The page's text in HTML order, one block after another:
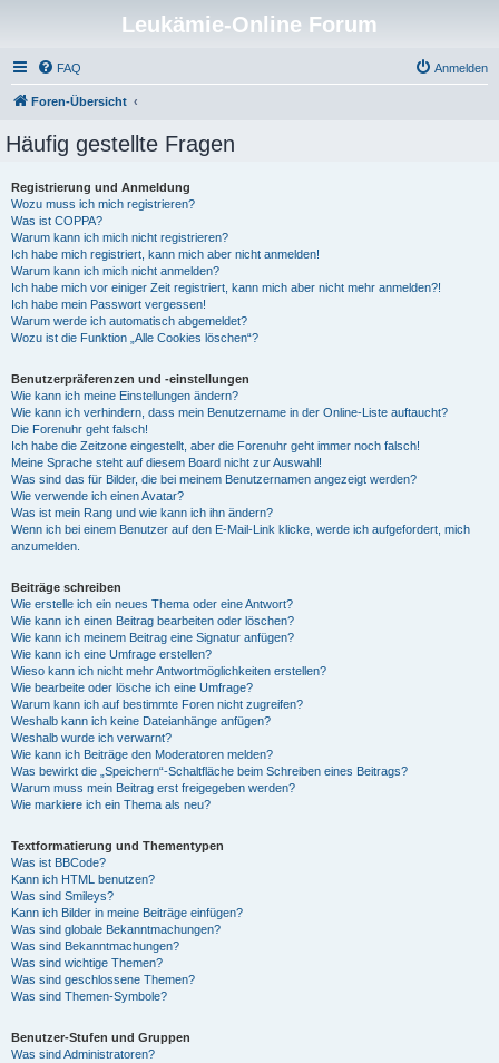
Leukämie-Online Forum
FAQ Anmelden
Foren-Übersicht
Häufig gestellte Fragen
Registrierung und Anmeldung
Wozu muss ich mich registrieren?
Was ist COPPA?
Warum kann ich mich nicht registrieren?
Ich habe mich registriert, kann mich aber nicht anmelden!
Warum kann ich mich nicht anmelden?
Ich habe mich vor einiger Zeit registriert, kann mich aber nicht mehr anmelden?!
Ich habe mein Passwort vergessen!
Warum werde ich automatisch abgemeldet?
Wozu ist die Funktion „Alle Cookies löschen“?
Benutzerpräferenzen und -einstellungen
Wie kann ich meine Einstellungen ändern?
Wie kann ich verhindern, dass mein Benutzername in der Online-Liste auftaucht?
Die Forenuhr geht falsch!
Ich habe die Zeitzone eingestellt, aber die Forenuhr geht immer noch falsch!
Meine Sprache steht auf diesem Board nicht zur Auswahl!
Was sind das für Bilder, die bei meinem Benutzernamen angezeigt werden?
Wie verwende ich einen Avatar?
Was ist mein Rang und wie kann ich ihn ändern?
Wenn ich bei einem Benutzer auf den E-Mail-Link klicke, werde ich aufgefordert, mich
anzumelden.
Beiträge schreiben
Wie erstelle ich ein neues Thema oder eine Antwort?
Wie kann ich einen Beitrag bearbeiten oder löschen?
Wie kann ich meinem Beitrag eine Signatur anfügen?
Wie kann ich eine Umfrage erstellen?
Wieso kann ich nicht mehr Antwortmöglichkeiten erstellen?
Wie bearbeite oder lösche ich eine Umfrage?
Warum kann ich auf bestimmte Foren nicht zugreifen?
Weshalb kann ich keine Dateianhänge anfügen?
Weshalb wurde ich verwarnt?
Wie kann ich Beiträge den Moderatoren melden?
Was bewirkt die „Speichern“-Schaltfläche beim Schreiben eines Beitrags?
Warum muss mein Beitrag erst freigegeben werden?
Wie markiere ich ein Thema als neu?
Textformatierung und Thementypen
Was ist BBCode?
Kann ich HTML benutzen?
Was sind Smileys?
Kann ich Bilder in meine Beiträge einfügen?
Was sind globale Bekanntmachungen?
Was sind Bekanntmachungen?
Was sind wichtige Themen?
Was sind geschlossene Themen?
Was sind Themen-Symbole?
Benutzer-Stufen und Gruppen
Was sind Administratoren?